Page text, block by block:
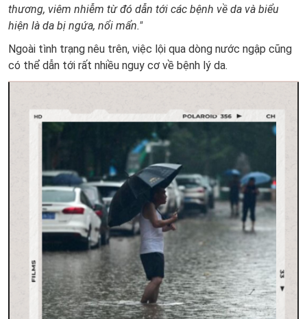
thương, viêm nhiễm từ đó dẫn tới các bệnh về da và biểu
hiện là da bị ngứa, nổi mẩn."
Ngoài tình trạng nêu trên, việc lội qua dòng nước ngập cũng
có thể dẫn tới rất nhiều nguy cơ về bệnh lý da.